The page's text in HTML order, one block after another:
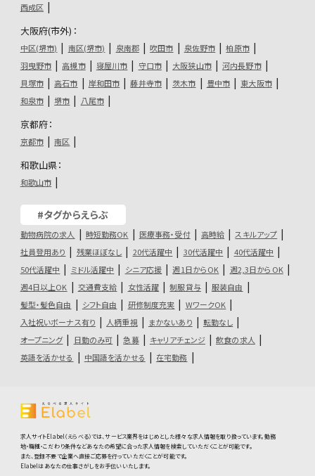
西成区
大阪府(市外)：
中区(堺市) 南区(堺市) 泉南郡 吹田市 泉佐野市
柏原市
羽曳野市
高槻市 寝屋川市 守口市 大阪狭山市
河内長野市
貝塚市
高石市 岸和田市 藤井寺市 茨木市 豊中市
東大阪市
和泉市
堺市 八尾市
京都府：
京都市 南区
和歌山県：
和歌山市
#タグからえらぶ
動物病院の求人 時短勤務OK 医療事務・受付 高時給
スキルアップ
社員登用あり
残業ほぼなし 20代活躍中 30代活躍中
40代活躍中
50代活躍中
ミドル活躍中 シニア応援 週1日からOK
週2,3日からOK
週4日以上OK
交通費支給 女性活躍 制服貸与
服装自由
髪型・髪色自由
シフト自由 研修制度充実
WワークOK
入社祝いボーナス有り
人柄重視 まかないあり
転勤なし
オープニング
日勤のみ可 急募 キャリアチェンジ
飲食の求人
英語を活かせる
中国語を活かせる 在宅勤務
求人サイトElabel（えらべる）では、サービス業界をはじめとした様々な求人情報を取り扱っています。勤務
地・職種・こだわり条件などあなたの希望に合った求人情報を検索していただくことが可能です。
また、登録不要で企業へ直接ご応募を行っていただくことが可能です。
Elabelはあなたの仕事さがしをお手伝いいたします。